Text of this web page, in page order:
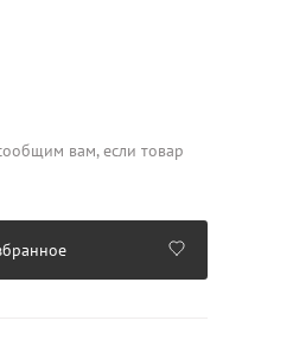
вам, если товар